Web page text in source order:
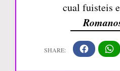
cual fuisteis